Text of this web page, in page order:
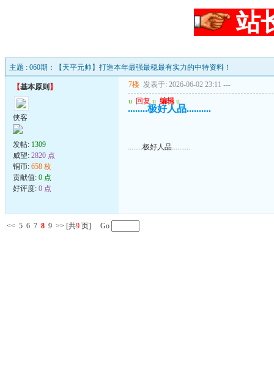
站
主题 : 060期：【天平元帅】打造本年最强最稳最有实力的中特资料！
【基本原则 】
侠客
发帖: 1309
威望: 2820 点
铜币: 658 枚
贡献值: 0 点
好评度: 0 点
7楼 发表于: 2026-06-02 23:11 ---
u 回复 u 编辑 u
........极好人品..........
........极好人品..........
<< 5 6 7 8 9 >> [共9 页] Go